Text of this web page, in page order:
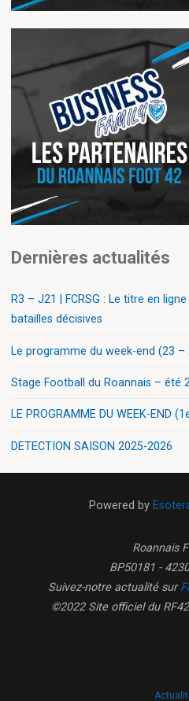
Dernières actualités
R3 – J21 | FCRSG : Le titre en
batailles décisives
Le programme du week-end (23 –
Stage Football du Roannais – été
LE PROGRAMME DU WEEK-END
DETECTION SAISON 2025-2026
Powered by
Roannais
BP50181 -
Suivez-notre actualité sur
©2022 Site officiel du